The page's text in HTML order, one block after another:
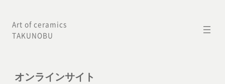
容
を
Art of ceramics
TAKUNOBU
オンラインサイト